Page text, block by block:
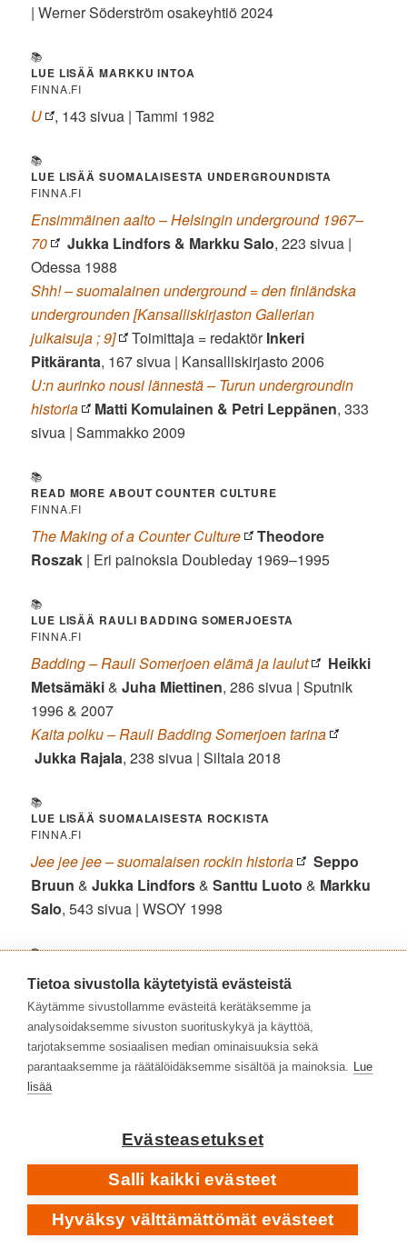
| Werner Söderström osakeyhtiö 2024
📚
LUE LISÄÄ MARKKU INTOA
FINNA.FI
U , 143 sivua | Tammi 1982
📚
LUE LISÄÄ SUOMALAISESTA UNDERGROUNDISTA
FINNA.FI
Ensimmäinen aalto – Helsingin underground 1967–
70
Jukka Lindfors & Markku Salo, 223 sivua |
Odessa 1988
Shh! – suomalainen underground = den finländska
undergrounden [Kansalliskirjaston Gallerian
julkaisuja ; 9]
Toimittaja = redaktörInkeri
Pitkäranta, 167 sivua | Kansalliskirjasto 2006
U:n aurinko nousi lännestä – Turun undergroundin
historia
Matti Komulainen & Petri Leppänen, 333
sivua | Sammakko 2009
📚
READ MORE ABOUT COUNTER CULTURE
FINNA.FI
The Making of a Counter Culture
Theodore
Roszak | Eri painoksia Doubleday 1969–1995
📚
LUE LISÄÄ RAULI BADDING SOMERJOESTA
FINNA.FI
Badding – Rauli Somerjoen elämä ja laulut
Heikki
Metsämäki&Juha Miettinen, 286 sivua | Sputnik
1996 & 2007
Kaita polku – Rauli Badding Somerjoen tarina
Jukka Rajala, 238 sivua | Siltala 2018
📚
LUE LISÄÄ SUOMALAISESTA ROCKISTA
FINNA.FI
Jee jee jee – suomalaisen rockin historia
Seppo
Bruun &Jukka Lindfors&Santtu Luoto & Markku
Salo, 543 sivua | WSOY 1998
📚
FINNA.FI
Atte Blom – mies Love Recordsin takana
Elina
Saksala, 477 sivua | Johnny Kniga 2025
Love Records 1966–1979 • tarina, taiteilijat, tuotanto
Miska Rantanen
UNDERGROUND-ROCKSUOMEN TALVISOTA 1939–1940 •
1970
Tietoa sivustolla käytetyistä evästeistä
Käytämme sivustollamme evästeitä kerätäksemme ja
analysoidaksemme sivuston suorituskykyä ja käyttöä,
tarjotaksemme sosiaalisen median ominaisuuksia sekä
parantaaksemme ja räätälöidäksemme sisältöä ja mainoksia. Lue
lisää
Evästeasetukset
Salli kaikki evästeet
Hyväksy välttämättömät evästeet